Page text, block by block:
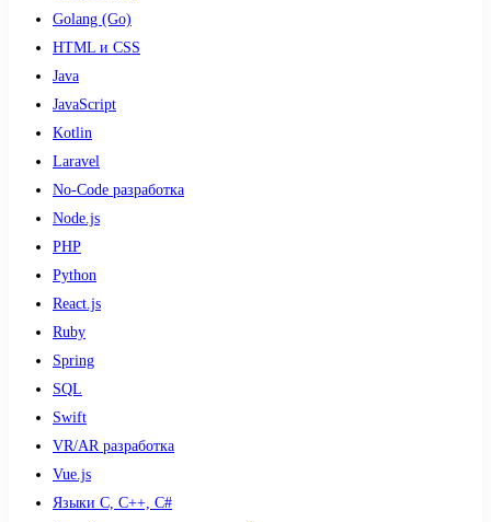
Golang (Go)
HTML и CSS
Java
JavaScript
Kotlin
Laravel
No-Code разработка
Node.js
PHP
Python
React.js
Ruby
Spring
SQL
Swift
VR/AR разработка
Vue.js
Языки С, С++, С#